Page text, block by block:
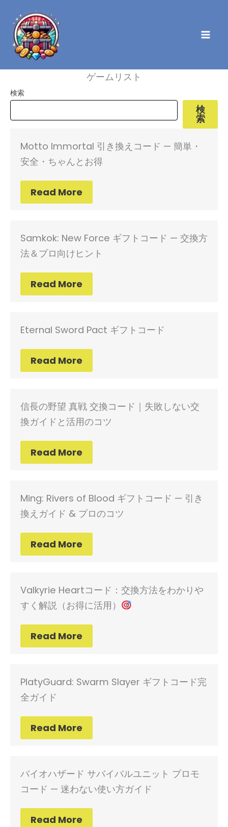
キ
ゲームリスト
検索
検
索
Motto Immortal 引き換えコード — 簡単・
安全・ちゃんとお得
Read More
Samkok: New Force ギフトコード — 交換方
法＆プロ向けヒント
Read More
Eternal Sword Pact ギフトコード
Read More
信長の野望 真戦 交換コード｜失敗しない交
換ガイドと活用のコツ
Read More
Ming: Rivers of Blood ギフトコード — 引き
換えガイド & プロのコツ
Read More
Valkyrie Heartコード：交換方法をわかりや
すく解説（お得に活用）
Read More
PlatyGuard: Swarm Slayer ギフトコード完
全ガイド
Read More
バイオハザード サバイバルユニット プロモ
コード — 迷わない使い方ガイド
Read More